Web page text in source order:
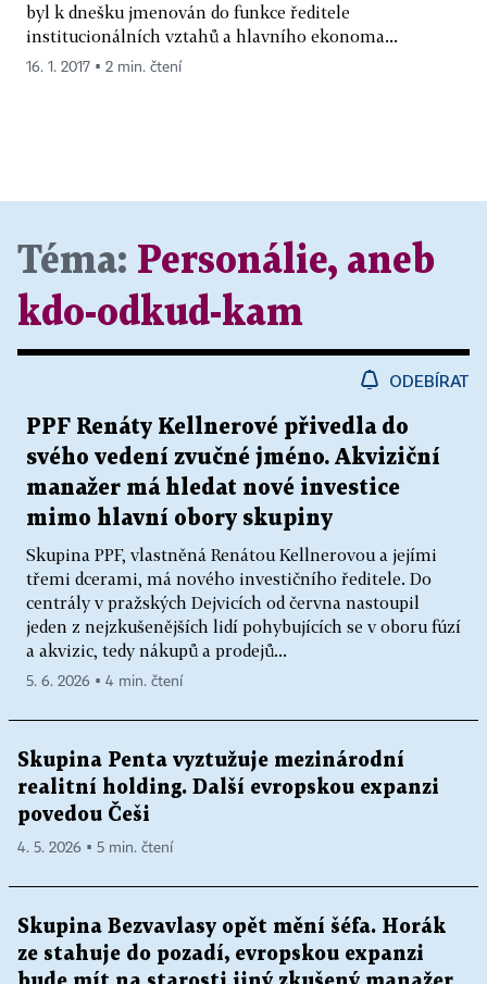
byl k dnešku jmenován do funkce ředitele
institucionálních vztahů a hlavního ekonoma...
16. 1. 2017 ▪ 2 min. čtení
Téma: Personálie, aneb
kdo-odkud-kam
ODEBÍRAT
PPF Renáty Kellnerové přivedla do
svého vedení zvučné jméno. Akviziční
manažer má hledat nové investice
mimo hlavní obory skupiny
Skupina PPF, vlastněná Renátou Kellnerovou a jejími
třemi dcerami, má nového investičního ředitele. Do
centrály v pražských Dejvicích od června nastoupil
jeden z nejzkušenějších lidí pohybujících se v oboru fúzí
a akvizic, tedy nákupů a prodejů...
5. 6. 2026 ▪ 4 min. čtení
Skupina Penta vyztužuje mezinárodní
realitní holding. Další evropskou expanzi
povedou Češi
4. 5. 2026 ▪ 5 min. čtení
Skupina Bezvavlasy opět mění šéfa. Horák
ze stahuje do pozadí, evropskou expanzi